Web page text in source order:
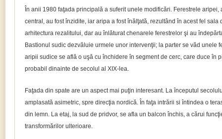
În anii 1980 faţada principală a suferit unele modificări. Ferestrele aripei,
central, au fost înzidite, iar aripa a fost înălţată, rezultând în acest fel sala
arhitectura rezalitului, dar au înlăturat chenarele ferestrelor şi au
Bastionul sudic dezvăluie urmele unor intervenţii; la parter se văd unele
aripii sudice se află o uşă cu închidere în segment de cerc, care duce în
probabil dinainte de secolul al XIX-lea.
Faţada din spate are un aspect mai puţin interesant. La începutul
amplasată asimetric, spre direcţia nordică. În faţa intrării si întindea o
din lemn. La etaj, la sud de pridvor, se afla un balcon închis, a cărui
transformărilor ulterioare.